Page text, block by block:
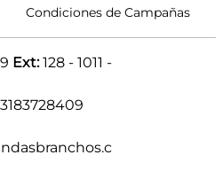
Condiciones de Campañas
Ext: 128 - 1011 -